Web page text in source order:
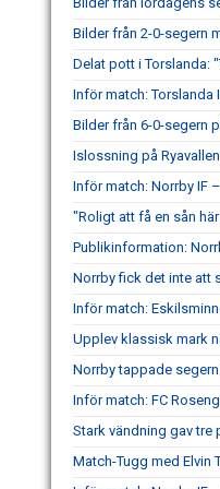
Bilder från 2-0-segern
Delat pott i Torslanda:
Inför match: Torslanda
Bilder från 6-0-segern
Islossning på
Inför match: Norrby IF
"Roligt att få en sån
Publikinformation:
Norrby fick det inte att
Inför match:
Upplev klassisk mark
Norrby tappade
Inför match: FC
Stark vändning gav tre
Match-Tugg med Elvin